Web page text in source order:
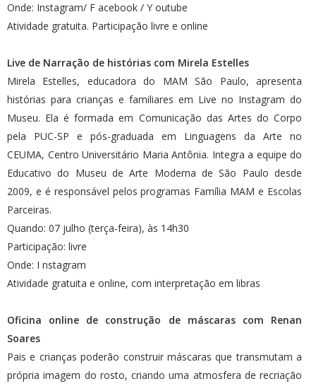
Onde: Instagram/ F acebook / Y outube
Atividade gratuita. Participação livre e online
Live de Narração de histórias com Mirela Estelles
Mirela Estelles, educadora do MAM São Paulo, apresenta
histórias para crianças e familiares em Live no Instagram do
Museu. Ela é formada em Comunicação das Artes do Corpo
pela PUC-SP e pós-graduada em Linguagens da Arte no
CEUMA, Centro Universitário Maria Antônia. Integra a equipe do
Educativo do Museu de Arte Moderna de São Paulo desde
2009, e é responsável pelos programas Família MAM e Escolas
Parceiras.
Quando: 07 julho (terça-feira), às 14h30
Participação: livre
Onde: I nstagram
Atividade gratuita e online, com interpretação em libras
Oficina online de construção de máscaras com Renan
Soares
Pais e crianças poderão construir máscaras que transmutam a
própria imagem do rosto, criando uma atmosfera de recriação